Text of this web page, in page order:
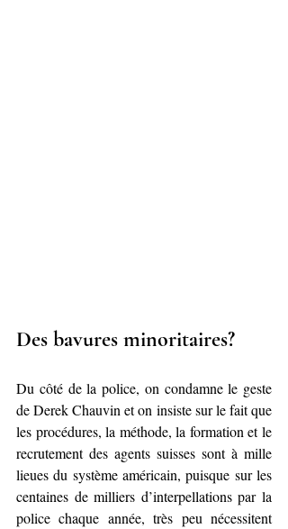
Des bavures minoritaires?
Du côté de la police, on condamne le geste
de Derek Chauvin et on insiste sur le fait que
les procédures, la méthode, la formation et le
recrutement des agents suisses sont à mille
lieues du système américain, puisque sur les
centaines de milliers d’interpellations par la
police chaque année, très peu nécessitent